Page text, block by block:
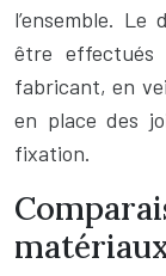
l’ensemble.
être effectués
fabricant, en
en place des
fixation.